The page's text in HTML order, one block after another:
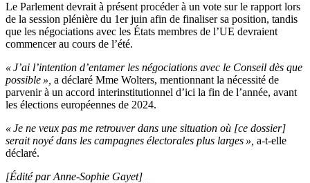
Le Parlement devrait à présent procéder à un vote sur le rapport lors
de la session plénière du 1er juin afin de finaliser sa position, tandis
que les négociations avec les États membres de l’UE devraient
commencer au cours de l’été.
« J’ai l’intention d’entamer les négociations avec le Conseil dès que
possible », a déclaré Mme Wolters, mentionnant la nécessité de
parvenir à un accord interinstitutionnel d’ici la fin de l’année, avant
les élections européennes de 2024.
« Je ne veux pas me retrouver dans une situation où [ce dossier]
serait noyé dans les campagnes électorales plus larges », a-t-elle
déclaré.
[Édité par Anne-Sophie Gayet]